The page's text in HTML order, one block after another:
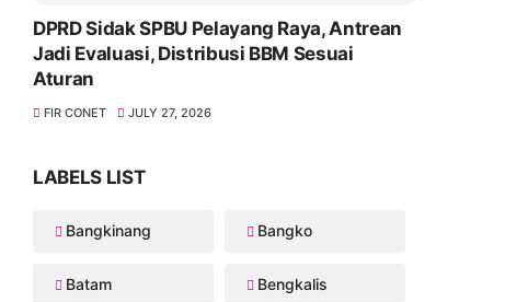
DPRD Sidak SPBU Pelayang Raya, Antrean
Jadi Evaluasi, Distribusi BBM Sesuai
Aturan
FIR CONET JULY 27, 2026
LABELS LIST
Bangkinang Bangko
Batam Bengkalis